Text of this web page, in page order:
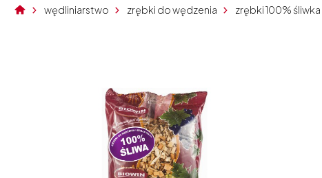
wędliniarstwo zrębki do wędzenia zrębki 100% śliwka